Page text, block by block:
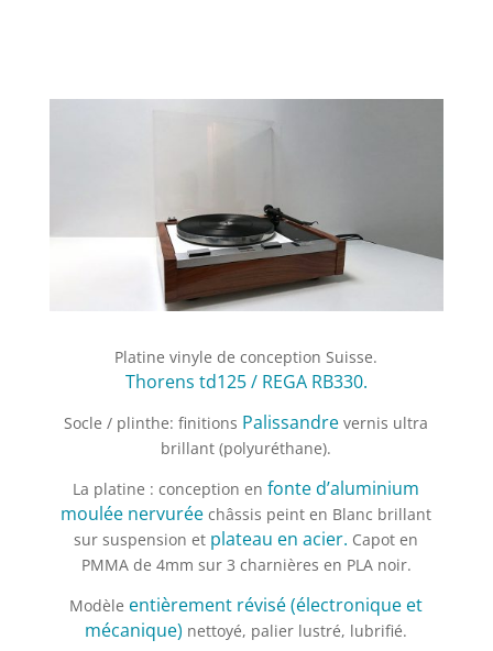
Platine vinyle de conception Suisse.
Thorens td125 / REGA RB330.
Socle / plinthe: finitions Palissandre vernis ultra
brillant (polyuréthane).
La platine : conception enfonte d’aluminium
moulée nervurée châssis peint en Blanc brillant
sur suspension et plateau en acier. Capot en
PMMA de 4mm sur 3 charnières en PLA noir.
Modèle entièrement révisé (électronique et
mécanique) nettoyé, palier lustré, lubrifié.